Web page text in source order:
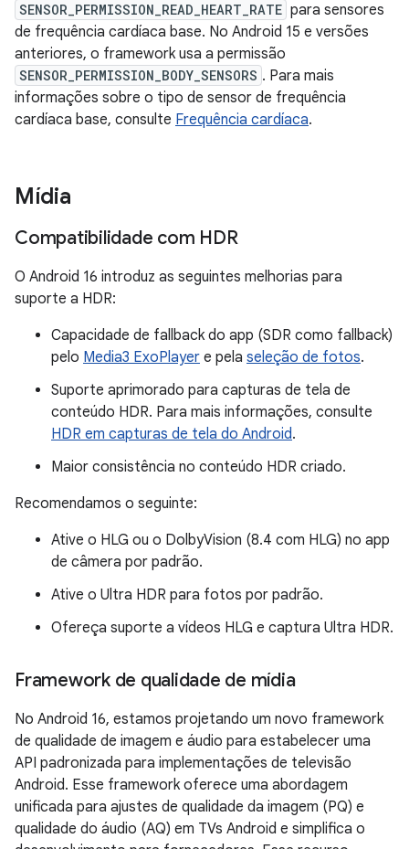
SENSOR_PERMISSION_READ_HEART_RATE para sensores
de frequência cardíaca base. No Android 15 e versões
anteriores, o framework usa a permissão
SENSOR_PERMISSION_BODY_SENSORS . Para mais
informações sobre o tipo de sensor de frequência
cardíaca base, consulte Frequência cardíaca.
Mídia
Compatibilidade com HDR
O Android 16 introduz as seguintes melhorias para
suporte a HDR:
Capacidade de fallback do app (SDR como fallback)
pelo Media3 ExoPlayer e pela seleção de fotos.
Suporte aprimorado para capturas de tela de
conteúdo HDR. Para mais informações, consulte
HDR em capturas de tela do Android.
Maior consistência no conteúdo HDR criado.
Recomendamos o seguinte:
Ative o HLG ou o DolbyVision (8.4 com HLG) no app
de câmera por padrão.
Ative o Ultra HDR para fotos por padrão.
Ofereça suporte a vídeos HLG e captura Ultra HDR.
Framework de qualidade de mídia
No Android 16, estamos projetando um novo framework
de qualidade de imagem e áudio para estabelecer uma
API padronizada para implementações de televisão
Android. Esse framework oferece uma abordagem
unificada para ajustes de qualidade da imagem (PQ) e
qualidade do áudio (AQ) em TVs Android e simplifica o